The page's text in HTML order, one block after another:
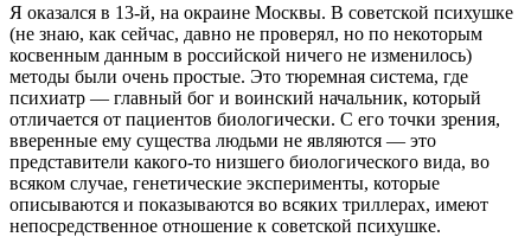
Я оказался в 13-й, на окраине Москвы. В советской психушке
(не знаю, как сейчас, давно не проверял, но по некоторым
косвенным данным в российской ничего не изменилось)
методы были очень простые. Это тюремная система, где
психиатр — главный бог и воинский начальник, который
отличается от пациентов биологически. С его точки зрения,
вверенные ему существа людьми не являются — это
представители какого-то низшего биологического вида, во
всяком случае, генетические эксперименты, которые
описываются и показываются во всяких триллерах, имеют
непосредственное отношение к советской психушке.